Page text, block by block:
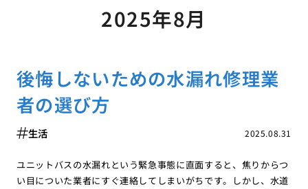
2025年8月
後悔しないための水漏れ修理業
者の選び方
2025.08.31
生活
ユニットバスの水漏れという緊急事態に直面すると、焦りからつ
い目についた業者にすぐ連絡してしまいがちです。しかし、水道